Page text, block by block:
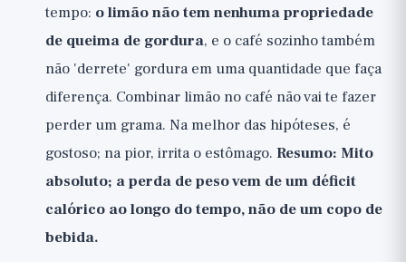
tempo: o limão não tem nenhuma propriedade
de queima de gordura, e o café sozinho também
não 'derrete' gordura em uma quantidade que faça
diferença. Combinar limão no café não vai te fazer
perder um grama. Na melhor das hipóteses, é
gostoso; na pior, irrita o estômago. Resumo: Mito
absoluto; a perda de peso vem de um déficit
calórico ao longo do tempo, não de um copo de
bebida.